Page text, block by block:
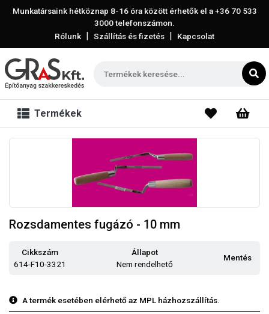
Munkatársaink hétköznap 8-16 óra között érhetők el a+36 70 533
3000telefonszámon.
Rólunk | Szállítás és fizetés | Kapcsolat
Termékek
Rozsdamentes fugázó - 10 mm
Cikkszám
614-F10-3321
Állapot
Nem rendelhető
Mentés
A termék esetében elérhető az MPL házhozszállítás.